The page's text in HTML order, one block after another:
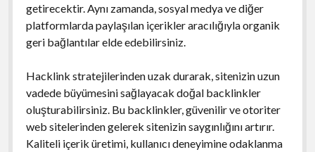
getirecektir. Aynı zamanda, sosyal medya ve diğer
platformlarda paylaşılan içerikler aracılığıyla organik
geri bağlantılar elde edebilirsiniz.
Hacklink stratejilerinden uzak durarak, sitenizin uzun
vadede büyümesini sağlayacak doğal backlinkler
oluşturabilirsiniz. Bu backlinkler, güvenilir ve otoriter
web sitelerinden gelerek sitenizin saygınlığını artırır.
Kaliteli içerik üretimi, kullanıcı deneyimine odaklanma